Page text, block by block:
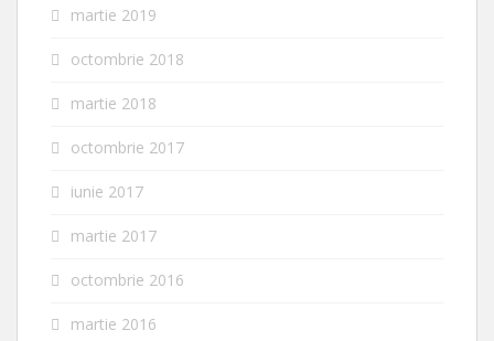
martie 2019
octombrie 2018
martie 2018
octombrie 2017
iunie 2017
martie 2017
octombrie 2016
martie 2016